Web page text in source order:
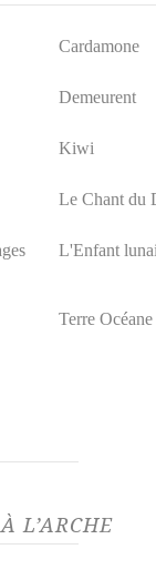
Cardamone
Demeurent
Kiwi
Le Chant du
L'Enfant
Terre Océane
L’ARCHE